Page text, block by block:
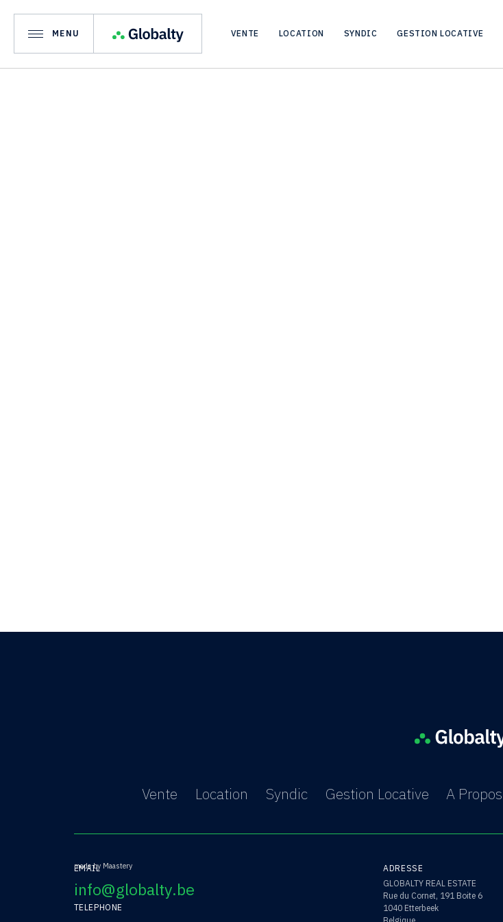
MENU VENTE LOCATION SYNDIC GESTION LOCATIVE
Vente Location Syndic Gestion Locative A Propos
EMAIL
info@globalty.be
TELEPHONE
ADRESSE
GLOBALTY REAL ESTATE
Rue du Cornet, 191 Boite 6
1040 Etterbeek
made by Maastery